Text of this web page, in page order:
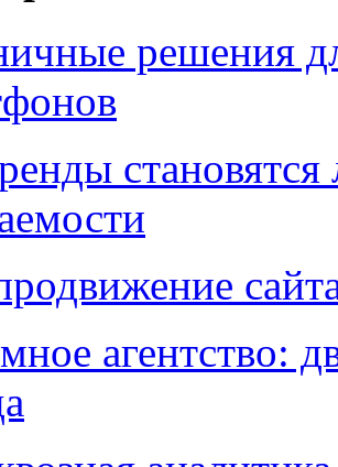
решения
агентство: